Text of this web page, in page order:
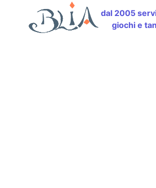
dal 2005
giochi e